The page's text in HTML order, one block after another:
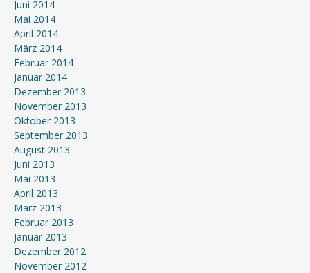
Juni 2014
Mai 2014
April 2014
März 2014
Februar 2014
Januar 2014
Dezember 2013
November 2013
Oktober 2013
September 2013
August 2013
Juni 2013
Mai 2013
April 2013
März 2013
Februar 2013
Januar 2013
Dezember 2012
November 2012